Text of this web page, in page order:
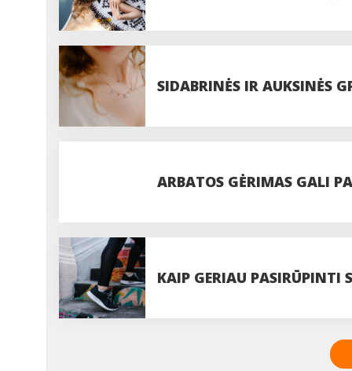
SIDABRINĖS IR AUKSINĖS
ARBATOS GĖRIMAS GALI
KAIP GERIAU PASIRŪPINTI